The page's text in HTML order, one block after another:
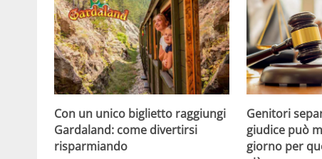
Con un unico biglietto raggiungi
Gardaland: come divertirsi
risparmiando
Genitori
giudice può
giorno per